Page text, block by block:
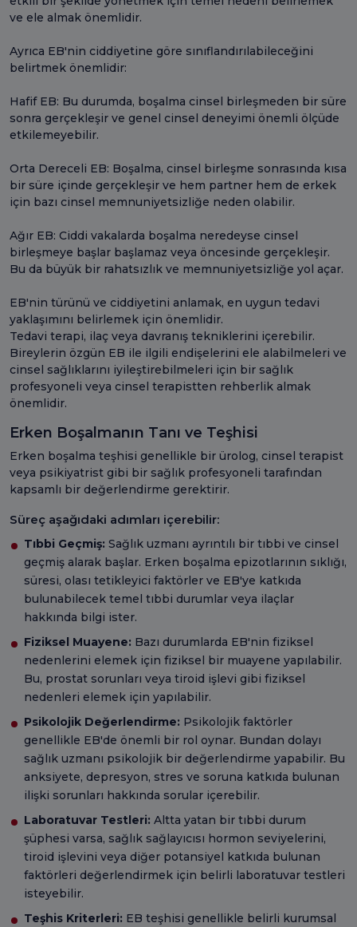
ve ele almak önemlidir.
Ayrıca EB'nin ciddiyetine göre sınıflandırılabileceğini
belirtmek önemlidir:
Hafif EB: Bu durumda, boşalma cinsel birleşmeden bir süre
sonra gerçekleşir ve genel cinsel deneyimi önemli ölçüde
etkilemeyebilir.
Orta Dereceli EB: Boşalma, cinsel birleşme sonrasında kısa
bir süre içinde gerçekleşir ve hem partner hem de erkek
için bazı cinsel memnuniyetsizliğe neden olabilir.
Ağır EB: Ciddi vakalarda boşalma neredeyse cinsel
birleşmeye başlar başlamaz veya öncesinde gerçekleşir.
Bu da büyük bir rahatsızlık ve memnuniyetsizliğe yol açar.
EB'nin türünü ve ciddiyetini anlamak, en uygun tedavi
yaklaşımını belirlemek için önemlidir.
Tedavi terapi, ilaç veya davranış tekniklerini içerebilir.
Bireylerin özgün EB ile ilgili endişelerini ele alabilmeleri ve
cinsel sağlıklarını iyileştirebilmeleri için bir sağlık
profesyoneli veya cinsel terapistten rehberlik almak
önemlidir.
Erken Boşalmanın Tanı ve Teşhisi
Erken boşalma teşhisi genellikle bir ürolog, cinsel terapist
veya psikiyatrist gibi bir sağlık profesyoneli tarafından
kapsamlı bir değerlendirme gerektirir.
Süreç aşağıdaki adımları içerebilir:
Tıbbi Geçmiş: Sağlık uzmanı ayrıntılı bir tıbbi ve cinsel
geçmiş alarak başlar. Erken boşalma epizotlarının sıklığı,
süresi, olası tetikleyici faktörler ve EB'ye katkıda
bulunabilecek temel tıbbi durumlar veya ilaçlar
hakkında bilgi ister.
Fiziksel Muayene: Bazı durumlarda EB'nin fiziksel
nedenlerini elemek için fiziksel bir muayene yapılabilir.
Bu, prostat sorunları veya tiroid işlevi gibi fiziksel
nedenleri elemek için yapılabilir.
Psikolojik Değerlendirme: Psikolojik faktörler
genellikle EB'de önemli bir rol oynar. Bundan dolayı
sağlık uzmanı psikolojik bir değerlendirme yapabilir. Bu
anksiyete, depresyon, stres ve soruna katkıda bulunan
ilişki sorunları hakkında sorular içerebilir.
Laboratuvar Testleri: Altta yatan bir tıbbi durum
şüphesi varsa, sağlık sağlayıcısı hormon seviyelerini,
tiroid işlevini veya diğer potansiyel katkıda bulunan
faktörleri değerlendirmek için belirli laboratuvar testleri
isteyebilir.
Teşhis Kriterleri: EB teşhisi genellikle belirli kurumsal